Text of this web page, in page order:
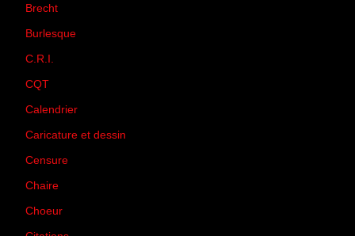
Brecht
Burlesque
C.R.I.
CQT
Calendrier
Caricature et dessin
Censure
Chaire
Choeur